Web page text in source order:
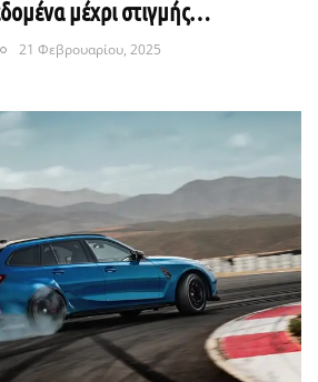
μέχρι στιγμής…
21 Φεβρουαρίου, 2025